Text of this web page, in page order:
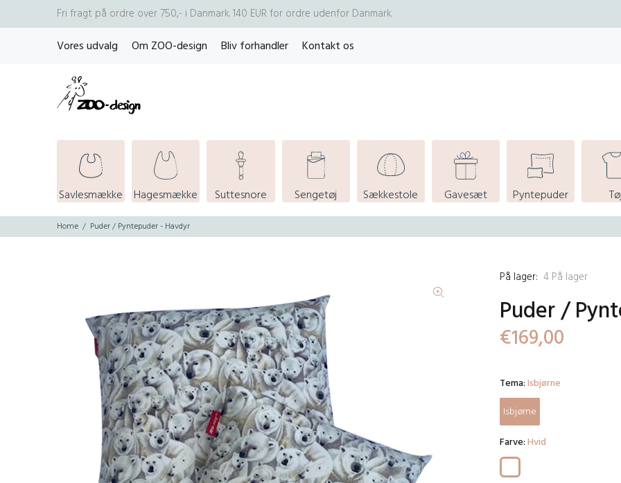
Fri fragt på ordre over 750,- i Danmark. 140 EUR for ordre udenfor Danmark.
Vores udvalg
Om ZOO-design Bliv forhandler Kontakt os
Savlesmække Hagesmække Suttesnore Sengetøj Sækkestole Gavesæt Pyntepuder
Home Puder / Pyntepuder - Havdyr
På lager: 4 På lager
Puder /
€169,00
Tema:Isbjørne
Isbjørne
Farve:Hvid